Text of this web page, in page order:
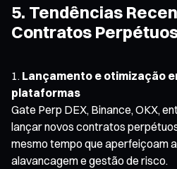
5. Tendências
Contratos
Lançamento e otimização
plataformas
Gate Perp DEX, Binance, OKX,
lançar novos contratos
mesmo tempo que aperfeiçoam
alavancagem e gestão de risco.